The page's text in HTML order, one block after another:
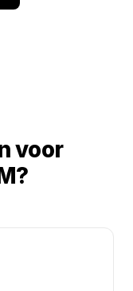
voor